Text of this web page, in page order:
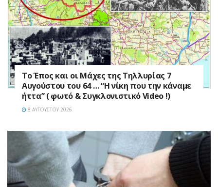
Το Έπος και οι Μάχες της Τηλλυρίας 7
Αυγούστου του 64 … “Η νίκη που την κάναμε
ήττα” ( φωτό & Συγκλονιστικό Video !)
8 ΑΥΓΟΎΣΤΟΥ 2026